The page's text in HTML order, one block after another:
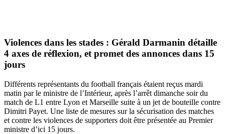
Violences dans les stades : Gérald Darmanin détaille
4 axes de réflexion, et promet des annonces dans 15
jours
Différents représentants du football français étaient reçus mardi
matin par le ministre de l’Intérieur, après l’arrêt dimanche soir du
match de L1 entre Lyon et Marseille suite à un jet de bouteille contre
Dimitri Payet. Une liste de mesures sur la sécurisation des matches
et contre les violences de supporters doit être présentée au Premier
ministre d’ici 15 jours.